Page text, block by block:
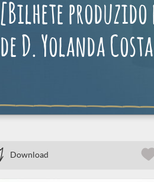
[Bilhete produzido
de D. Yolanda
Download